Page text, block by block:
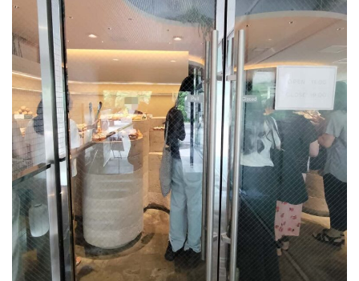
黒に
も新
オー
プ
ン！
dacōの
別ブラン
ド
「Sobap」
は東京駅
で食べら
れます